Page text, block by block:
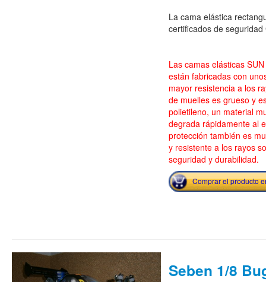
La cama elástica
certificados de
Las camas elásticas
están fabricadas con
mayor resistencia a los
de muelles es grueso y
polietileno, un material
degrada rápidamente al
protección también es
y resistente a los rayos
seguridad y durabilidad.
Comprar el producto
Seben 1/8